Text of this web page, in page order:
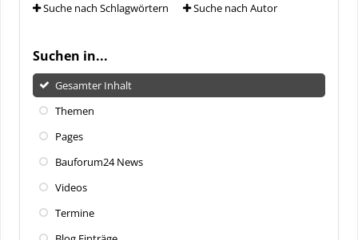
Suche nach Schlagwörtern Suche nach Autor
Suchen in...
Gesamter Inhalt
Themen
Pages
Bauforum24 News
Videos
Termine